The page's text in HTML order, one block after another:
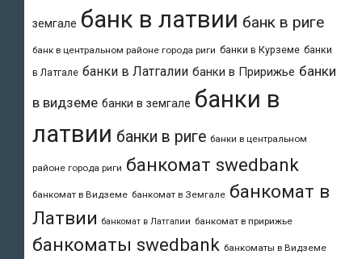
земгале банк в латвии банк в риге
банк в центральном районе города риги банки в Курземе банки
в Латгале банки в Латгалии банки в Пририжье банки
в видземе банки в земгале банки в
латвии банки в риге банки в центральном
районе города риги банкомат swedbank
банкомат в Видземе банкомат в Земгале банкомат в
Латвии банкомат в Латгалии банкомат в пририжье
банкоматы swedbank банкоматы в Видземе